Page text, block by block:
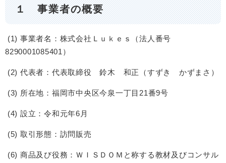
１ 事業者の概要
(1) 事業者名：株式会社Ｌｕｋｅｓ（法人番号
8290001085401）
(2) 代表者：代表取締役 鈴木 和正（すずき かずまさ）
(3) 所在地：福岡市中央区今泉一丁目21番9号
(4) 設立：令和元年6月
(5) 取引形態：訪問販売
(6) 商品及び役務：ＷＩＳＤＯＭと称する教材及びコンサル